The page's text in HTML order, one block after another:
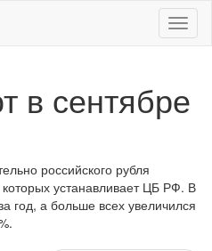
Меню
в сентябре
российского рубля
устанавливает ЦБ РФ. В
год, а больше всех увеличился